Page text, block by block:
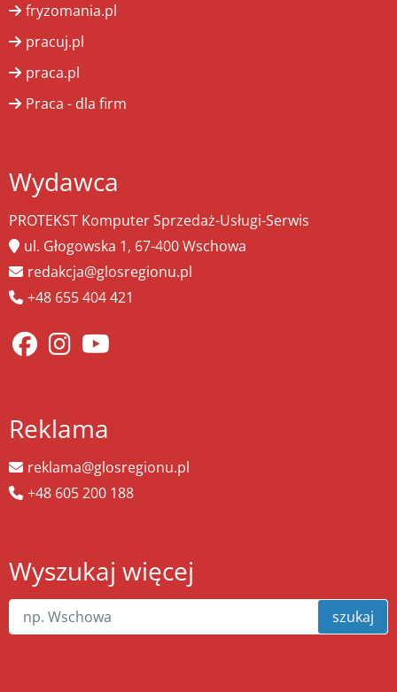
fryzomania.pl
pracuj.pl
praca.pl
Praca - dla firm
Wydawca
PROTEKST Komputer Sprzedaż-Usługi-Serwis
ul. Głogowska 1, 67-400 Wschowa
redakcja@glosregionu.pl
+48 655 404 421
Reklama
reklama@glosregionu.pl
+48 605 200 188
Wyszukaj więcej
szukaj